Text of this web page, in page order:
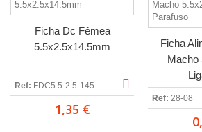
Ficha Dc Fêmea
5.5x2.5x14.5mm
Ref: FDC5.5-2.5-145
1,35 €
Ficha
Macho
Ref: 28-08